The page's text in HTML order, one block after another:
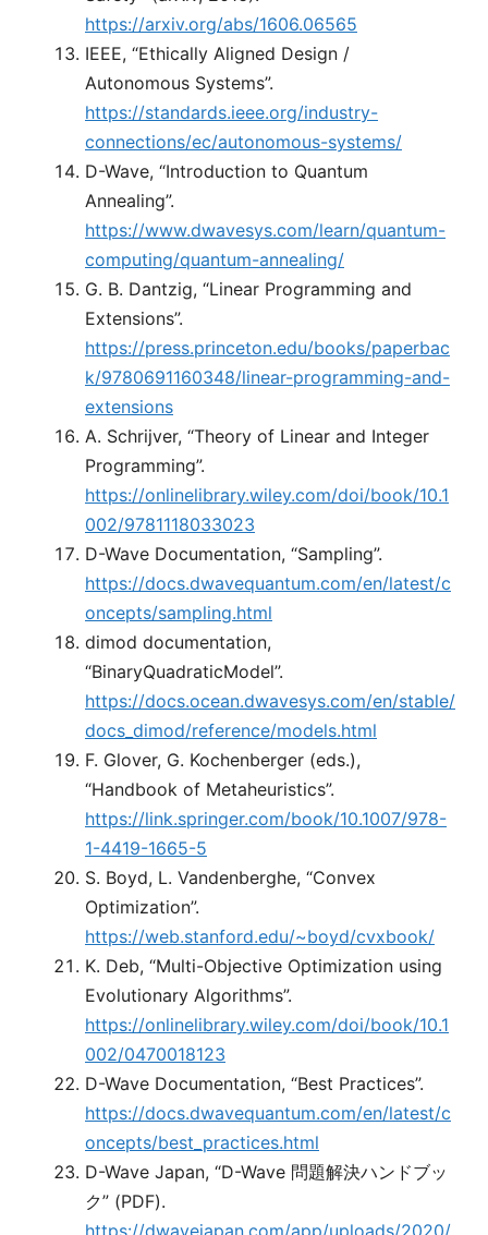
https://arxiv.org/abs/1606.06565
IEEE, “Ethically Aligned Design /
Autonomous Systems”.
https://standards.ieee.org/industry-
connections/ec/autonomous-systems/
D-Wave, “Introduction to Quantum
Annealing”.
https://www.dwavesys.com/learn/quantum-
computing/quantum-annealing/
G. B. Dantzig, “Linear Programming and
Extensions”.
https://press.princeton.edu/books/paperbac
k/9780691160348/linear-programming-and-
extensions
A. Schrijver, “Theory of Linear and Integer
Programming”.
https://onlinelibrary.wiley.com/doi/book/10.1
002/9781118033023
D-Wave Documentation, “Sampling”.
https://docs.dwavequantum.com/en/latest/c
oncepts/sampling.html
dimod documentation,
“BinaryQuadraticModel”.
https://docs.ocean.dwavesys.com/en/stable/
docs_dimod/reference/models.html
F. Glover, G. Kochenberger (eds.),
“Handbook of Metaheuristics”.
https://link.springer.com/book/10.1007/978-
1-4419-1665-5
S. Boyd, L. Vandenberghe, “Convex
Optimization”.
https://web.stanford.edu/~boyd/cvxbook/
K. Deb, “Multi-Objective Optimization using
Evolutionary Algorithms”.
https://onlinelibrary.wiley.com/doi/book/10.1
002/0470018123
D-Wave Documentation, “Best Practices”.
https://docs.dwavequantum.com/en/latest/c
oncepts/best_practices.html
D-Wave Japan, “D-Wave 問題解決ハンドブッ
ク” (PDF).